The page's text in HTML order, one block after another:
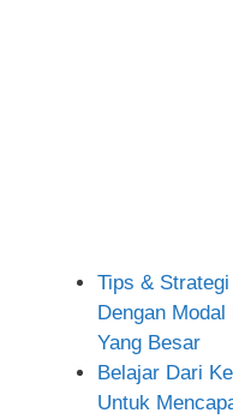
Tips &
Dengan
Yang Besar
Belajar Dari
Untuk